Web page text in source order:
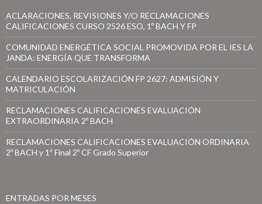
ACLARACIONES, REVISIONES Y/O RECLAMACIONES
CALIFICACIONES CURSO 2526 ESO, 1º BACH Y FP
COMUNIDAD ENERGÉTICA SOCIAL PROMOVIDA POR EL IES LA
JANDA: ENERGÍA QUE TRANSFORMA
CALENDARIO ESCOLARIZACIÓN FP 2627: ADMISIÓN Y
MATRICULACIÓN
RECLAMACIONES CALIFICACIONES EVALUACIÓN
EXTRAORDINARIA 2º BACH
RECLAMACIONES CALIFICACIONES EVALUACIÓN ORDINARIA
2º BACH y 1ª Final 2º CF Grado Superior
ENTRADAS POR MESES